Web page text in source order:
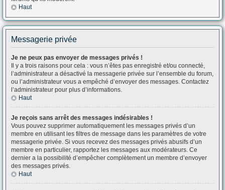
Haut
Messagerie privée
Je ne peux pas envoyer de messages privés !
Il y a trois raisons pour cela : vous n’êtes pas enregistré et/ou connecté,
l’administrateur a désactivé la messagerie privée sur l’ensemble du forum,
ou l’administrateur vous a empêché d’envoyer des messages. Contactez
l’administrateur pour plus d’informations.
Haut
Je reçois sans arrêt des messages indésirables !
Vous pouvez supprimer automatiquement les messages privés d’un
membre en utilisant les filtres de message dans les paramètres de votre
messagerie privée. Si vous recevez des messages privés abusifs d’un
membre en particulier, rapportez les messages aux modérateurs. Ce
dernier a la possibilité d’empêcher complètement un membre d’envoyer
des messages privés.
Haut